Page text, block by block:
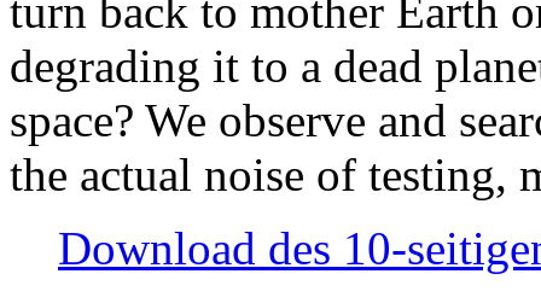
turn back to mother Earth
degrading it to a dead
space? We observe and
the actual noise of testing,
Download des 10-